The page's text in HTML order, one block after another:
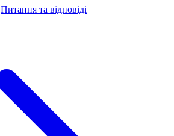
Питання та відповіді